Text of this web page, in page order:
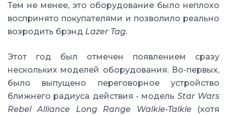
Тем не менее, это оборудование было неплохо
воспринято покупателями и позволило реально
возродить брэнд Lazer Tag.
Этот год был отмечен появлением сразу
нескольких моделей оборудования. Во-первых,
было выпущено переговорное устройство
ближнего радиуса действия - модель Star Wars
Rebel Alliance Long Range Walkie-Talkie(хотя